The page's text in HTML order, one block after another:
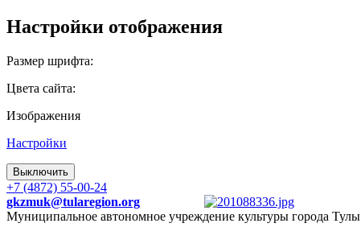
Настройки отображения
Размер шрифта:
Цвета сайта:
Изображения
Настройки
Выключить
+7 (4872) 55-00-24
gkzmuk@tularegion.org
Муниципальное автономное учреждение культуры города Тулы